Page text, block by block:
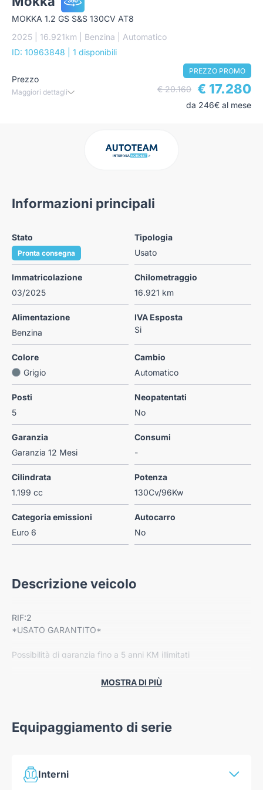
MOKKA 1.2 GS S&S 130CV AT8
2025 | 16.921km | Benzina | Automatico
ID: 10963848
| 1 disponibili
Prezzo
Maggiori dettagli
PREZZO PROMO
€ 20.160 € 17.280
da 246€ al mese
Informazioni principali
Stato
Pronta consegna
Tipologia
Usato
Immatricolazione
03/2025
Chilometraggio
16.921 km
Alimentazione
Benzina
IVA Esposta
Si
Colore
Grigio
Cambio
Automatico
Posti
5
Neopatentati
No
Garanzia
Garanzia 12 Mesi
Consumi
-
Cilindrata
1.199 cc
Potenza
130Cv/96Kw
Categoria emissioni
Euro 6
Autocarro
No
Descrizione veicolo
RIF:2
*USATO GARANTITO*
Possibilità di garanzia fino a 5 anni KM illimitati
-Retrocamera
-Cruise control
-Fari a LED
MOSTRA DI PIÙ
Equipaggiamento di serie
Interni